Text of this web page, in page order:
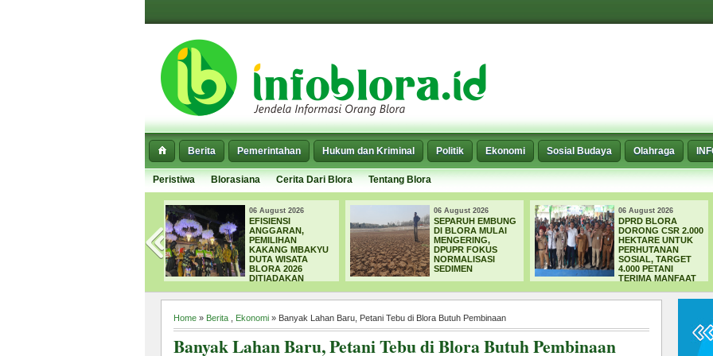
Berita Pemerintahan Hukum dan Kriminal Politik Ekonomi Sosial Budaya Olahraga
Peristiwa Blorasiana Cerita Dari Blora Tentang Blora
06 August 2026
ANGGARAN,
PEMILIHAN
KAKANG MBAKYU
DUTA WISATA
BLORA 2026
DITIADAKAN
SEPARUH EMBUNG
DI BLORA MULAI
MENGERING,
DPUPR FOKUS
NORMALISASI
06 August 2026
DPRD BLORA
DORONG CSR 2.000
HEKTARE UNTUK
PERHUTANAN
SOSIAL, TARGET
4.000 PETANI
TERIMA MANFAAT
06
WADUK
TEWAS
Home » Berita Ekonomi » Banyak Lahan Baru, Petani Tebu di Blora Butuh Pembinaan
Banyak Lahan Baru, Petani Tebu di Blora Butuh Pembinaan